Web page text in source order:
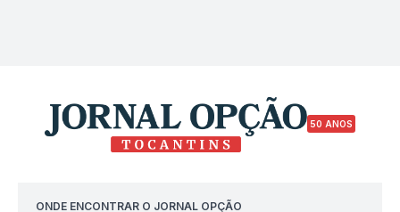
50 ANOS
ONDE ENCONTRAR O JORNAL OPÇÃO